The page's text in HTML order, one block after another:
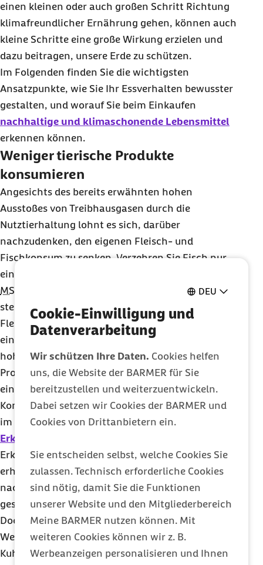
DEU
Cookie-Einwilligung und
Datenverarbeitung
Wir schützen Ihre Daten. Cookies helfen
uns, die Website der BARMER für Sie
bereitzustellen und weiterzuentwickeln.
Dabei setzen wir Cookies der BARMER und
Cookies von Drittanbietern ein.
Sie entscheiden selbst, welche Cookies Sie
zulassen. Technisch erforderliche Cookies
sind nötig, damit Sie die Funktionen
unserer Website und den Mitgliederbereich
Meine BARMER nutzen können. Mit
weiteren Cookies können wir z. B.
Werbeanzeigen personalisieren und Ihnen
einen kleinen oder auch großen Schritt Richtung
klimafreundlicher Ernährung gehen, können auch
kleine Schritte eine große Wirkung erzielen und
dazu beitragen, unsere Erde zu schützen.
Im Folgenden finden Sie die wichtigsten
Ansatzpunkte, wie Sie Ihr Essverhalten bewusster
gestalten, und worauf Sie beim Einkaufen
nachhaltige und klimaschonende Lebensmittel
erkennen können.
Weniger tierische Produkte
konsumieren
Angesichts des bereits erwähnten hohen
Ausstoßes von Treibhausgasen durch die
Nutztierhaltung lohnt es sich, darüber
nachzudenken, den eigenen Fleisch- und
Fischkonsum zu senken. Verzehren Sie Fisch nur
ein- bis zweimal pro Woche und achten Sie auf das
MSC-Siegel
, das für eine nachhaltige Fischerei
steht.
Fleisch ist ein wichtiger Lieferant von Eiweiß sowie
einigen Vitaminen und Mineralstoffen. Der aktuell
hohe Verzehr von Fleisch und daraus hergestellten
Produkten kann nicht als gesundheitlich positiv
eingestuft werden. Besonders der übermäßige
Konsum von rotem Fleisch und Wurstwaren steht
im Verdacht, dasRisiko für verschiedene
Erkrankungen wie Darmkrebs
Erkrankungen und Diabetes mellitus Typ 2 zu
erhöhen. Weniger davon zu essen ist nicht nur
nachhaltiger sondern trägt auch zu einer
gesünderen Ernährung bei.
Doch wie sieht es mit Milchproduktenaus?
Welchen Einfluss haben sie auf unser Klima?
Kuhmilch schneidet im Vergleich zu einer